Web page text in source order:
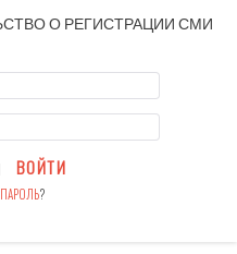
О РЕГИСТРАЦИИСМИ
ВОЙТИ
ПАРОЛЬ?